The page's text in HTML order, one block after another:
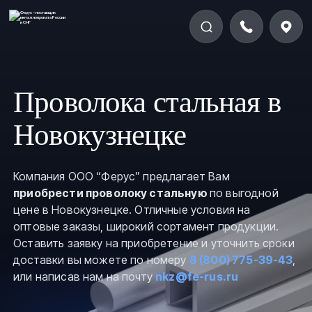
Проволока стальная в
Новокузнецке
Компания ООО “Ферус” предлагает Вам
приобрести проволоку стальную по выгодной
цене в Новокузнецке. Отличные условия на
оптовые заказы, широкий сортамент продукции.
Оставить заявку на приобретение и уточнить сроки
доставки вы можете по номеру 8 (800) 775-39-43,
или написав нам на почту nkz@fe-rus.ru